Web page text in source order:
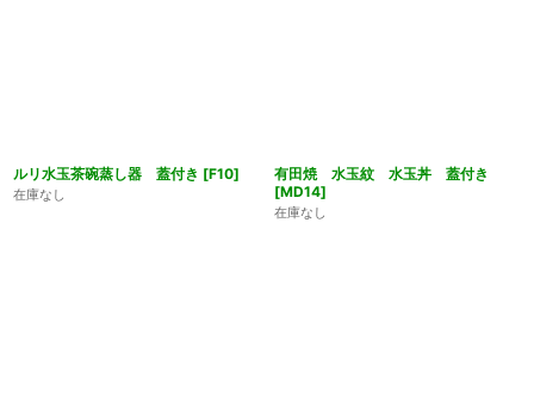
ルリ水玉茶碗蒸し器 蓋付き [F10]
在庫なし
有田焼 水玉紋 水玉丼 蓋付き
[MD14]
在庫なし